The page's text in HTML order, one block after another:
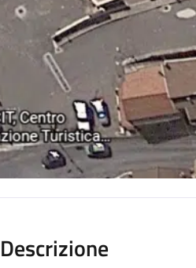
Descrizione